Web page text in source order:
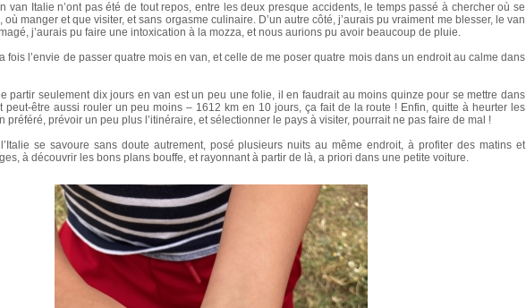
van Italie n’ont pas été de tout repos, entre les deux presque accidents, le temps passé à chercher où se
manger et que visiter, et sans orgasme culinaire. D’un autre côté, j’aurais pu vraiment me blesser, le van
j’aurais pu faire une intoxication à la mozza, et nous aurions pu avoir beaucoup de pluie.
fois l’envie de passer quatre mois en van, et celle de me poser quatre mois dans un endroit au calme dans
partir seulement dix jours en van est un peu une folie, il en faudrait au moins quinze pour se mettre dans
peut-être aussi rouler un peu moins – 1612 km en 10 jours, ça fait de la route ! Enfin, quitte à heurter les
préféré, prévoir un peu plus l’itinéraire, et sélectionner le pays à visiter, pourrait ne pas faire de mal !
se savoure sans doute autrement, posé plusieurs nuits au même endroit, à profiter des matins et
à découvrir les bons plans bouffe, et rayonnant à partir de là, a priori dans une petite voiture.